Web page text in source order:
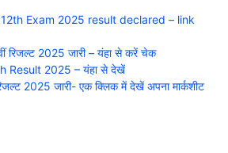
Exam 2025 result declared – link
रिजल्ट 2025 जारी – यंहा से करें चेक
Result 2025 – यंहा से देखें
रिजल्ट 2025 जारी- एक क्लिक में देखें अपना मार्कशीट